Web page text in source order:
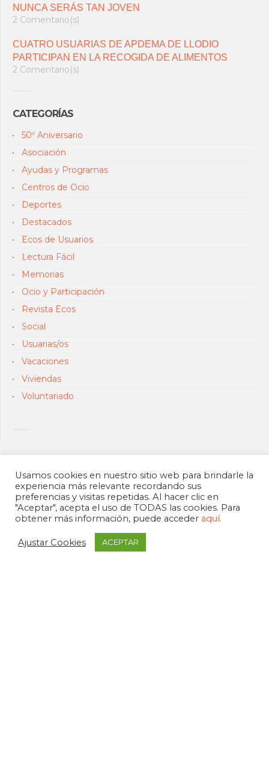
NUNCA SERÁS TAN JOVEN
2 Comentario(s)
CUATRO USUARIAS DE APDEMA DE LLODIO
PARTICIPAN EN LA RECOGIDA DE ALIMENTOS
2 Comentario(s)
CATEGORÍAS
50º Aniversario
Asociación
Ayudas y Programas
Centros de Ocio
Deportes
Destacados
Ecos de Usuarios
Lectura Fácil
Memorias
Ocio y Participación
Revista Ecos
Social
Usuarias/os
Vacaciones
Viviendas
Voluntariado
Usamos cookies en nuestro sitio web para brindarle la
experiencia más relevante recordando sus
preferencias y visitas repetidas. Al hacer clic en
"Aceptar", acepta el uso de TODAS las cookies. Para
obtener más información, puede acceder aquí.
Ajustar Cookies ACEPTAR